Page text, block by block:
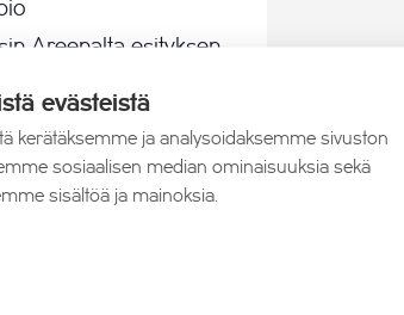
Areenalta esityksen
evästeistä
kerätäksemme ja analysoidaksemme sivuston
sosiaalisen median ominaisuuksia sekä
sisältöä ja mainoksia.